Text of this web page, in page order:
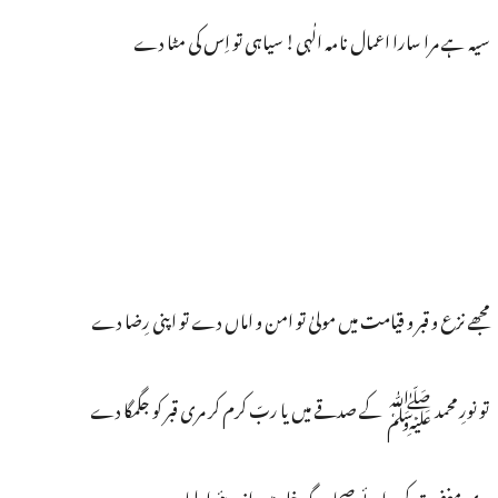
سیہ ہے مرا سارا اعمال نامہ الٰہی! سیاہی تو اِس کی مٹا دے
مجھے نزع و قبر و قیامت میں مولیٰ تو امن و اماں دے تو اپنی رِضا دے
تو نورِ محمد ﷺ کے صدقے میں یا ربّ کرم کر مری قبر کو جگمگا دے